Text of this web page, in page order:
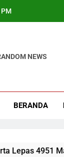
NEWS
BERANDA
4951